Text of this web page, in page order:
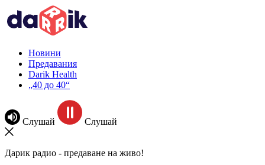
Новини
Предавания
Darik Health
„40 до 40“
Слушай Слушай
Дарик радио - предаване на живо!